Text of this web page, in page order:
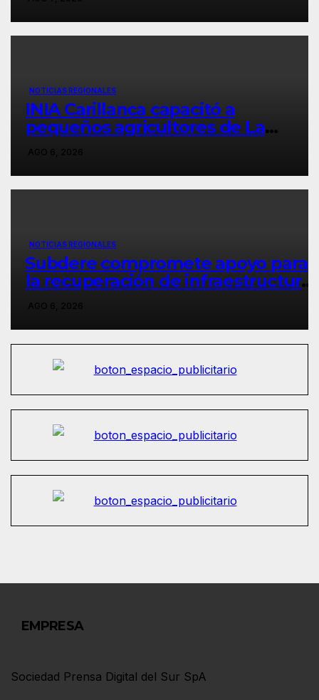
NOTICIAS REGIONALES
INIA Carillanca capacitó a
pequeños agricultores de La
Araucanía en manejo
enfermedades y malezas.
NOTICIAS REGIONALES
Subdere compromete apoyo para
la recuperación de infraestructura
dañada por las emergencias en
EMPRESA
Sociedad Prensa Digital del Sur SpA